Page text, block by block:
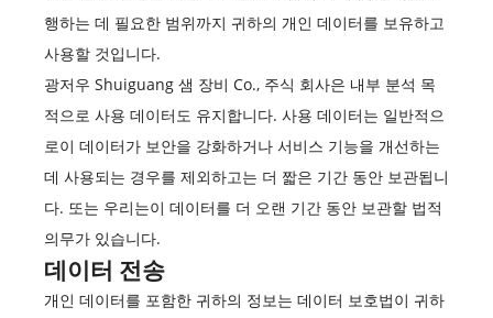
행하는 데 필요한 범위까지 귀하의 개인 데이터를 보유하고
사용할 것입니다.
광저우 Shuiguang 샘 장비 Co., 주식 회사은 내부 분석 목
적으로 사용 데이터도 유지합니다. 사용 데이터는 일반적으
로이 데이터가 보안을 강화하거나 서비스 기능을 개선하는
데 사용되는 경우를 제외하고는 더 짧은 기간 동안 보관됩니
다. 또는 우리는이 데이터를 더 오랜 기간 동안 보관할 법적
의무가 있습니다.
데이터 전송
개인 데이터를 포함한 귀하의 정보는 데이터 보호법이 귀하